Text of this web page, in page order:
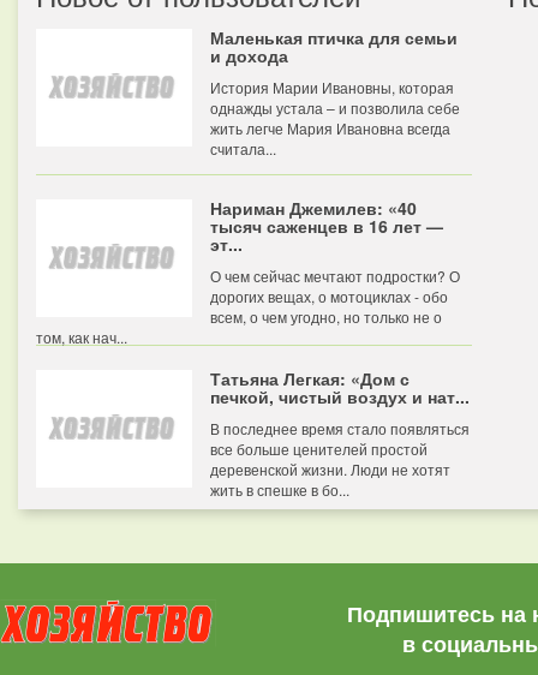
Маленькая птичка для семьи
и дохода
История Марии Ивановны, которая
однажды устала – и позволила себе
жить легче Мария Ивановна всегда
считала...
Нариман Джемилев: «40
тысяч саженцев в 16 лет —
эт...
О чем сейчас мечтают подростки? О
дорогих вещах, о мотоциклах - обо
всем, о чем угодно, но только не о
том, как нач...
Татьяна Легкая: «Дом с
печкой, чистый воздух и нат...
В последнее время стало появляться
все больше ценителей простой
деревенской жизни. Люди не хотят
жить в спешке в бо...
Подпишитесь на
в